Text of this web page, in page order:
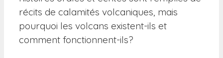
récits de calamités volcaniques, mais
pourquoi les volcans existent-ils et
comment fonctionnent-ils?